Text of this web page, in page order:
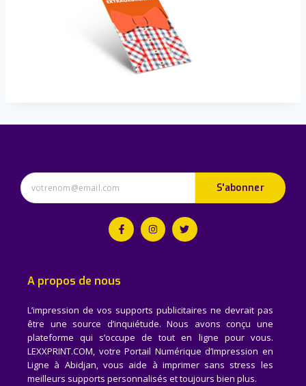
S'abonner
A propos de nous
L’impression de vos supports publicitaires ne devrait pas
être une source d’inquiétude. Nous avons conçu une
plateforme qui s’occupe de tout en ligne pour vous.
LEXXPRINT.COM, votre Portail Numérique d’Impression en
Ligne à Abidjan, vous aide à imprimer sans stress les
meilleurs supports personnalisés et toujours bien plus.